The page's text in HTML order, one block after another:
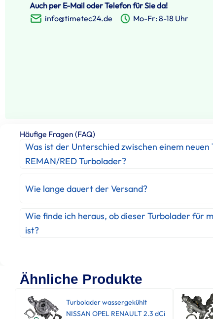
Auch per E-Mail oder Telefon für Sie da!
info@timetec24.de
Mo-Fr: 8-18 Uhr
Häufige Fragen (FAQ)
Was ist der Unterschied zwischen einem neuen
REMAN/RED Turbolader?
Wie lange dauert der Versand?
Wie finde ich heraus, ob dieser Turbolader für
ist?
Ähnliche Produkte
Turbolader wassergekühlt
NISSAN OPEL RENAULT 2.3 dCi